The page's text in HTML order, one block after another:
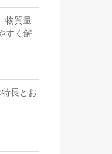
物質量
すく解
長とお